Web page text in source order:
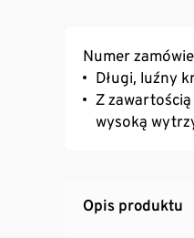
Numer
Długi, luźny
Z
wysoką
Opis produktu